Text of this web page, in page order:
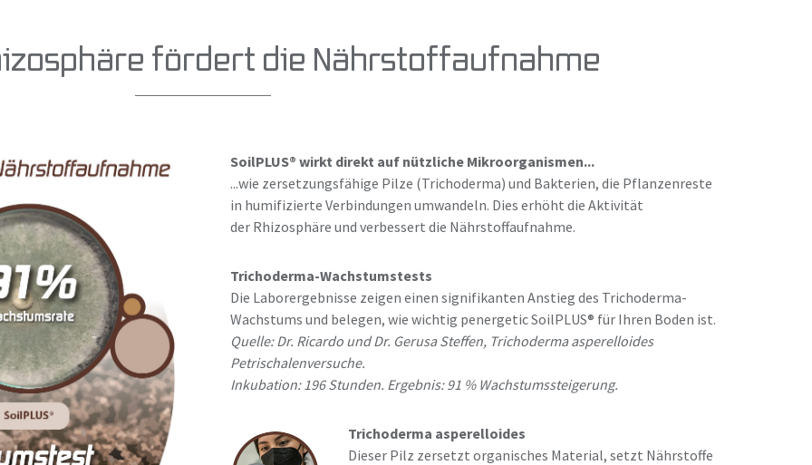
fördert die Nährstoffaufnahme
SoilPLUS® wirkt direkt auf nützliche Mikroorganismen...
...wie zersetzungsfähige Pilze (Trichoderma) und Bakterien, die Pflanzenreste
in humifizierte Verbindungen umwandeln. Dies erhöht die Aktivität
der Rhizosphäre und verbessert die Nährstoffaufnahme.
Trichoderma-Wachstumstests
Die Laborergebnisse zeigen einen signifikanten Anstieg des Trichoderma-
Wachstums und belegen, wie wichtig penergetic SoilPLUS® für Ihren Boden ist.
Quelle: Dr. Ricardo und Dr. Gerusa Steffen, Trichoderma asperelloides
Petrischalenversuche.
Inkubation: 196 Stunden. Ergebnis: 91 % Wachstumssteigerung.
Trichoderma asperelloides
Dieser Pilz zersetzt organisches Material, setzt Nährstoffe